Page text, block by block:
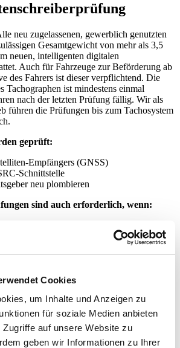
Cookies
um Inhalte und Anzeigen zu
für soziale Medien anbieten
auf unsere Website zu
geben wir Informationen zu Ihrer
neu zugelassenen, gewerblich genutzten
Gesamtgewicht von mehr als 3,5
neuen, intelligenten digitalen
Auch für Fahrzeuge zur Beförderung ab
des Fahrers ist dieser verpflichtend. Die
Tachographen ist mindestens einmal
nach der letzten Prüfung fällig. Wir als
führen die Prüfungen bis zum Tachosystem
geprüft:
Empfängers (GNSS)
Schnittstelle
neu plombieren
sind auch erforderlich, wenn:
einen abweichenden Index gewechselt wird